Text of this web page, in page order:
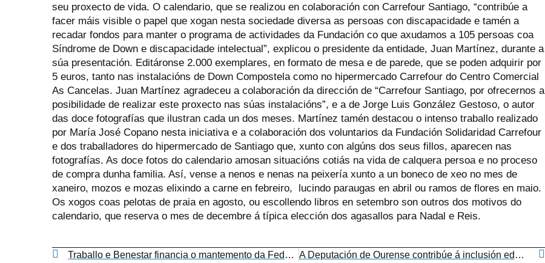
seu proxecto de vida. O calendario, que se realizou en colaboración con Carrefour Santiago, “contribúe a
facer máis visible o papel que xogan nesta sociedade diversa as persoas con discapacidade e tamén a
recadar fondos para manter o programa de actividades da Fundación co que axudamos a 105 persoas coa
Síndrome de Down e discapacidade intelectual”, explicou o presidente da entidade, Juan Martínez, durante a
súa presentación. Editáronse 2.000 exemplares, en formato de mesa e de parede, que se poden adquirir por
5 euros, tanto nas instalacións de Down Compostela como no hipermercado Carrefour do Centro Comercial
As Cancelas. Juan Martínez agradeceu a colaboración da dirección de “Carrefour Santiago, por ofrecernos a
posibilidade de realizar este proxecto nas súas instalacións”, e a de Jorge Luis González Gestoso, o autor
das doce fotografías que ilustran cada un dos meses. Martínez tamén destacou o intenso traballo realizado
por María José Copano nesta iniciativa e a colaboración dos voluntarios da Fundación Solidaridad Carrefour
e dos traballadores do hipermercado de Santiago que, xunto con algúns dos seus fillos, aparecen nas
fotografías. As doce fotos do calendario amosan situacións cotiás na vida de calquera persoa e no proceso
de compra dunha familia. Así, vense a nenos e nenas na peixería xunto a un boneco de xeo no mes de
xaneiro, mozos e mozas elixindo a carne en febreiro, lucindo paraugas en abril ou ramos de flores en maio.
Os xogos coas pelotas de praia en agosto, ou escollendo libros en setembro son outros dos motivos do
calendario, que reserva o mes de decembre á típica elección dos agasallos para Nadal e Reis.
Traballo e Benestar financia o mantemento da Federación e os seus programas de autonomía persoal A Deputación de Ourense contribúe á inclusión educativa do alumnado coa síndrome de Down